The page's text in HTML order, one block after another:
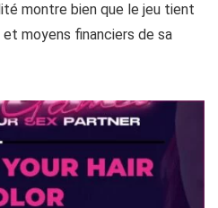
montre bien que le jeu tient
moyens financiers de sa